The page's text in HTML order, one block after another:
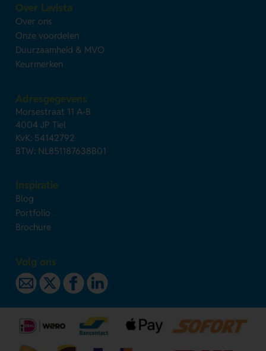
Over Lavista
Over ons
Onze voordelen
Duurzaamheid & MVO
Keurmerken
Adresgegevens
Morsestraat 11 A-B
4004 JP Tiel
KvK: 54142792
BTW: NL851187638B01
Inspiratie
Blog
Portfolio
Brochure
Volg ons